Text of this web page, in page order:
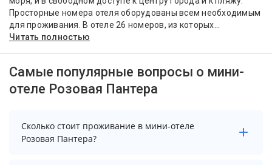
Просторные номера отеля оборудованы всем необходимым
для проживания. В отеле 26 номеров, из которых...
Читать полностью
Самые популярные вопросы о мини-
отеле Розовая Пантера
Сколько стоит проживание в мини-отеле
Розовая Пантера?